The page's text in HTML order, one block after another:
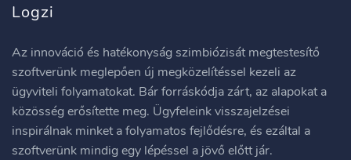
Logzi
Az innováció és hatékonyság szimbiózisát megtestesítő
szoftverünk meglepően új megközelítéssel kezeli az
ügyviteli folyamatokat. Bár forráskódja zárt, az alapokat a
közösség erősítette meg. Ügyfeleink visszajelzései
inspirálnak minket a folyamatos fejlődésre, és ezáltal a
szoftverünk mindig egy lépéssel a jövő előtt jár.